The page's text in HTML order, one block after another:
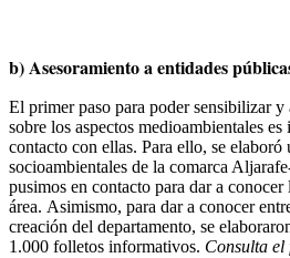
b) Asesoramiento a entidades
El primer paso para poder sensibilizar y
sobre los aspectos medioambientales
contacto con ellas. Para ello, se elaboró
socioambientales de la comarca
pusimos en contacto para dar a conocer
área. Asimismo, para dar a conocer
creación del departamento, se
1.000 folletos informativos. Consulta el